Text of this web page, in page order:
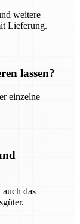
weitere
Lieferung.
lassen?
einzelne
das